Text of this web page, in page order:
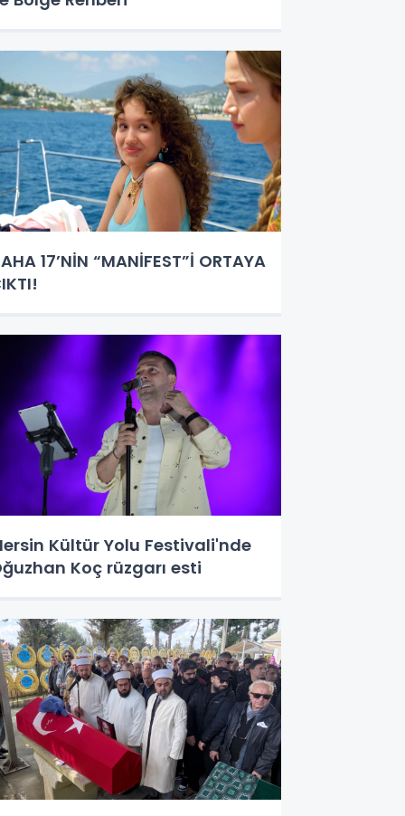
17’NİN “MANİFEST”İ ORTAYA
Kültür Yolu Festivali'nde
Koç rüzgarı esti